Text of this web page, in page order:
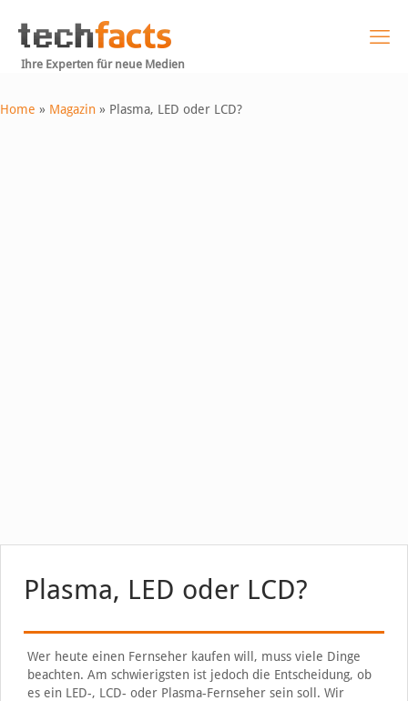
Ihre Experten für neue Medien
Home » Magazin » Plasma, LED oder LCD?
Plasma, LED oder LCD?
Wer heute einen Fernseher kaufen will, muss viele Dinge
beachten. Am schwierigsten ist jedoch die Entscheidung, ob
es ein LED-, LCD- oder Plasma-Fernseher sein soll. Wir